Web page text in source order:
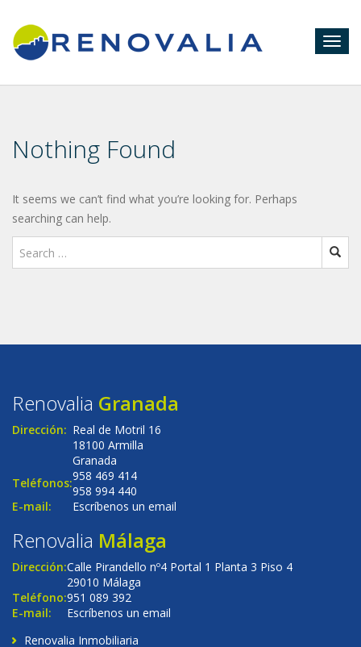
Nothing Found
It seems we can’t find what you’re looking for. Perhaps
searching can help.
Renovalia Granada
Dirección: Real de Motril 16
18100 Armilla
Granada
Teléfonos:958 469 414
958 994 440
E-mail:
Escríbenos un email
Renovalia Málaga
Dirección:Calle Pirandello nº4 Portal 1 Planta 3 Piso 4
29010 Málaga
Teléfono:951 089 392
E-mail:
Escríbenos un email
Renovalia Inmobiliaria